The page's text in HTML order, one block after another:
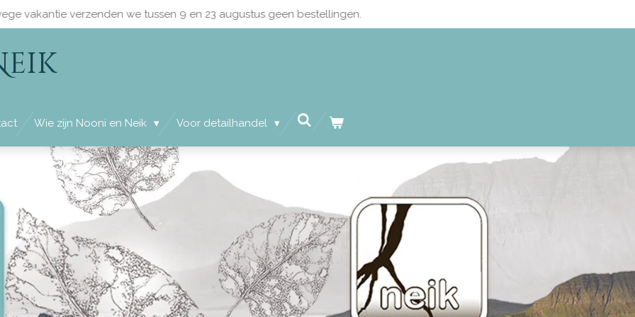
vakantie verzenden we tussen 9 en 23 augustus geen bestellingen.
Wie zijn Nooni en Neik Voor detailhandel